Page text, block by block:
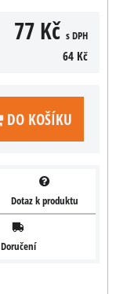
77 Kč s DPH
64 Kč
DO KOŠÍKU
Dotaz k produktu
Doručení